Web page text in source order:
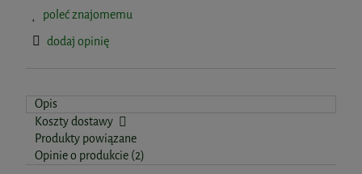
poleć znajomemu
dodaj opinię
Opis
Koszty dostawy
Produkty powiązane
Opinie o produkcie (2)